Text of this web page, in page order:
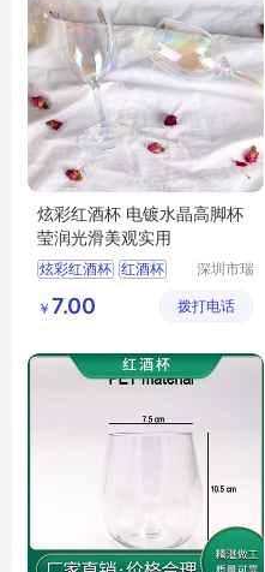
炫彩红酒杯 电镀水晶高脚杯
莹润光滑美观实用
炫彩红酒杯 红酒杯
深圳市瑞
品有限公
￥ 7.00 拨打电话